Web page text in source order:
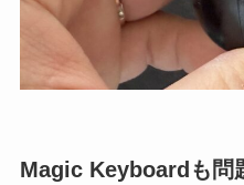
Magic Keyboardも問